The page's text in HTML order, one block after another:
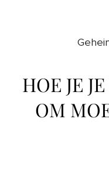
HOE JE
OM